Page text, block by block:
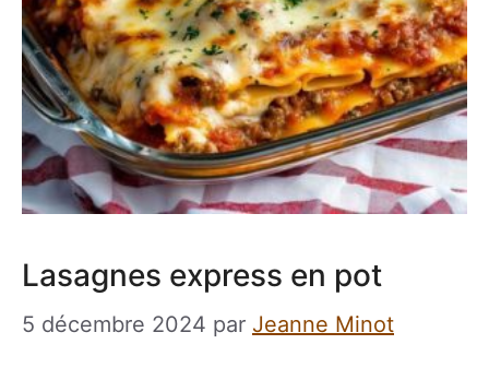
Lasagnes express en pot
5 décembre 2024 par Jeanne Minot